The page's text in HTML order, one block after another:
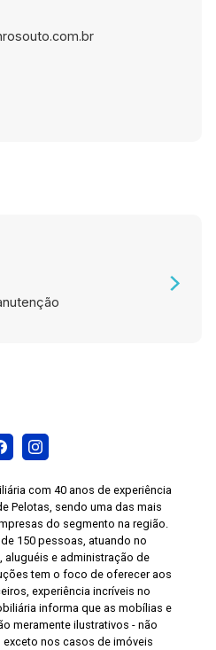
com 40 anos de experiência
Pelotas, sendo uma das mais
do segmento na região.
150 pessoas, atuando no
aluguéis e administração de
tem o foco de oferecer aos
experiência incríveis no
informa que as mobílias e
meramente ilustrativos - não
nos casos de imóveis